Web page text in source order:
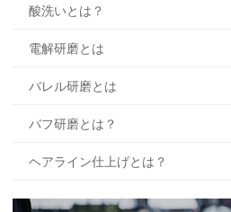
酸洗いとは？
電解研磨とは
バレル研磨とは
バフ研磨とは？
ヘアライン仕上げとは？